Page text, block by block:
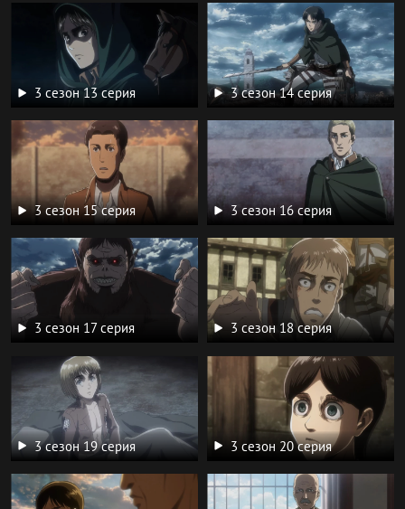
3 сезон 13 серия 3 сезон 14 серия
3 сезон 15 серия 3 сезон 16 серия
3 сезон 17 серия 3 сезон 18 серия
3 сезон 19 серия 3 сезон 20 серия